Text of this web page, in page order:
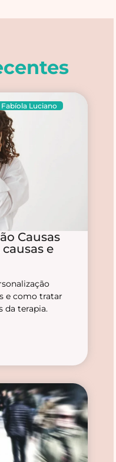
Luciano
Causas
e
e como tratar
da terapia.